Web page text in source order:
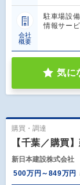
会社
概要
駐車場設
情報サー
気に
購買・調達
【千葉／購買
新日本建設株式会社
500万円～849万円